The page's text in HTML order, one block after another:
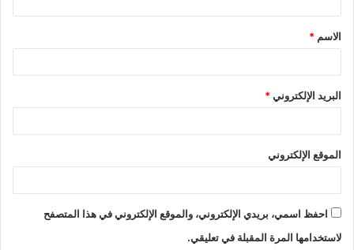
ق
*
الاسم *
البريد الإلكتروني*
الموقع الإلكتروني
احفظ اسمي، بريدي الإلكتروني، والموقع الإلكتروني في هذا المتصفح
لاستخدامها المرة المقبلة في تعليقي.